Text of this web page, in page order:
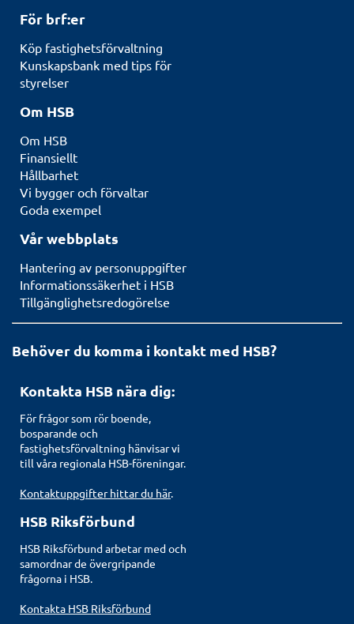
För brf:er
Köp fastighetsförvaltning
Kunskapsbank med tips för
styrelser
Om HSB
Om HSB
Finansiellt
Hållbarhet
Vi bygger och förvaltar
Goda exempel
Vår webbplats
Hantering av personuppgifter
Informationssäkerhet i HSB
Tillgänglighetsredogörelse
Behöver du komma i kontakt med HSB?
Kontakta HSB nära dig:
För frågor som rör boende,
bosparande och
fastighetsförvaltning hänvisar vi
till våra regionala HSB-föreningar.
Kontaktuppgifter hittar du här.
HSB Riksförbund
HSB Riksförbund arbetar med och
samordnar de övergripande
frågorna i HSB.
Kontakta HSB Riksförbund